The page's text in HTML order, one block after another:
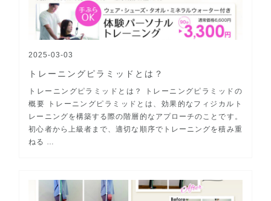
2025-03-03
トレーニングピラミッドとは？
トレーニングピラミッドとは？ トレーニングピラミッドの
概要 トレーニングピラミッドとは、効果的なフィジカルト
レーニングを構築する際の階層的なアプローチのことです。
初心者から上級者まで、適切な順序でトレーニングを積み重
ねる …